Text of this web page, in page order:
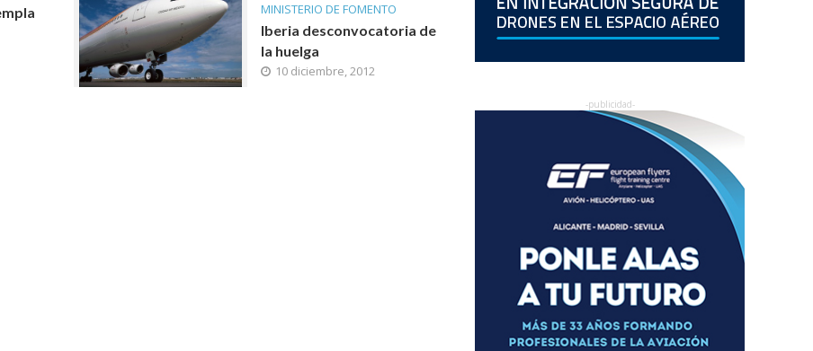
MINISTERIO DE FOMENTO
Iberia desconvocatoria de
la huelga
10 diciembre, 2012